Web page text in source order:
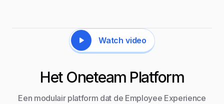
Watch video
Het Oneteam Platform
Een modulair platform dat de Employee Experience